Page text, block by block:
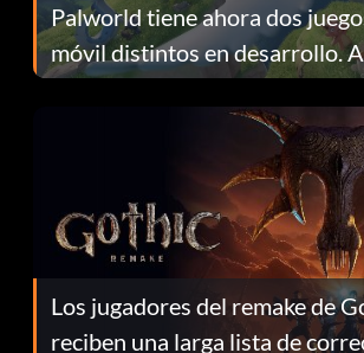
Palworld tiene ahora dos
móvil distintos en desarrollo. A
continuación te explicamos
Los jugadores del remake de
reciben una larga lista de